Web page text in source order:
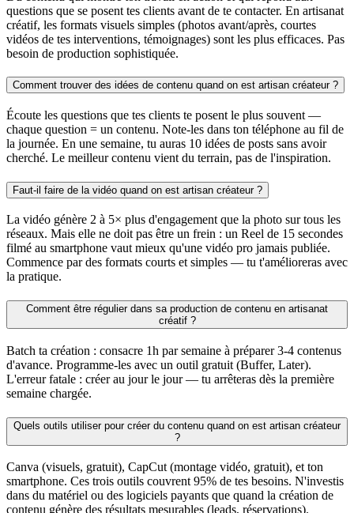
questions que se posent tes clients avant de te contacter. En artisanat
créatif, les formats visuels simples (photos avant/après, courtes
vidéos de tes interventions, témoignages) sont les plus efficaces. Pas
besoin de production sophistiquée.
Comment trouver des idées de contenu quand on est artisan créateur ?
Écoute les questions que tes clients te posent le plus souvent —
chaque question = un contenu. Note-les dans ton téléphone au fil de
la journée. En une semaine, tu auras 10 idées de posts sans avoir
cherché. Le meilleur contenu vient du terrain, pas de l'inspiration.
Faut-il faire de la vidéo quand on est artisan créateur ?
La vidéo génère 2 à 5× plus d'engagement que la photo sur tous les
réseaux. Mais elle ne doit pas être un frein : un Reel de 15 secondes
filmé au smartphone vaut mieux qu'une vidéo pro jamais publiée.
Commence par des formats courts et simples — tu t'amélioreras avec
la pratique.
Comment être régulier dans sa production de contenu en artisanat
créatif ?
Batch ta création : consacre 1h par semaine à préparer 3-4 contenus
d'avance. Programme-les avec un outil gratuit (Buffer, Later).
L'erreur fatale : créer au jour le jour — tu arrêteras dès la première
semaine chargée.
Quels outils utiliser pour créer du contenu quand on est artisan créateur
?
Canva (visuels, gratuit), CapCut (montage vidéo, gratuit), et ton
smartphone. Ces trois outils couvrent 95% de tes besoins. N'investis
dans du matériel ou des logiciels payants que quand la création de
contenu génère des résultats mesurables (leads, réservations).